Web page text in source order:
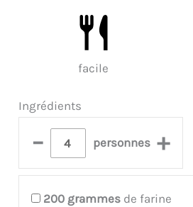
facile
Ingrédients
– personnes +
200 grammes de farine